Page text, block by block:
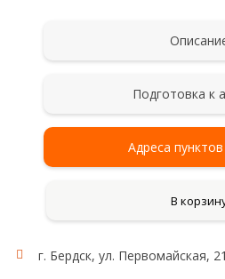
Подготовка к
Адреса
В
г. Бердск, ул. Первомайская,